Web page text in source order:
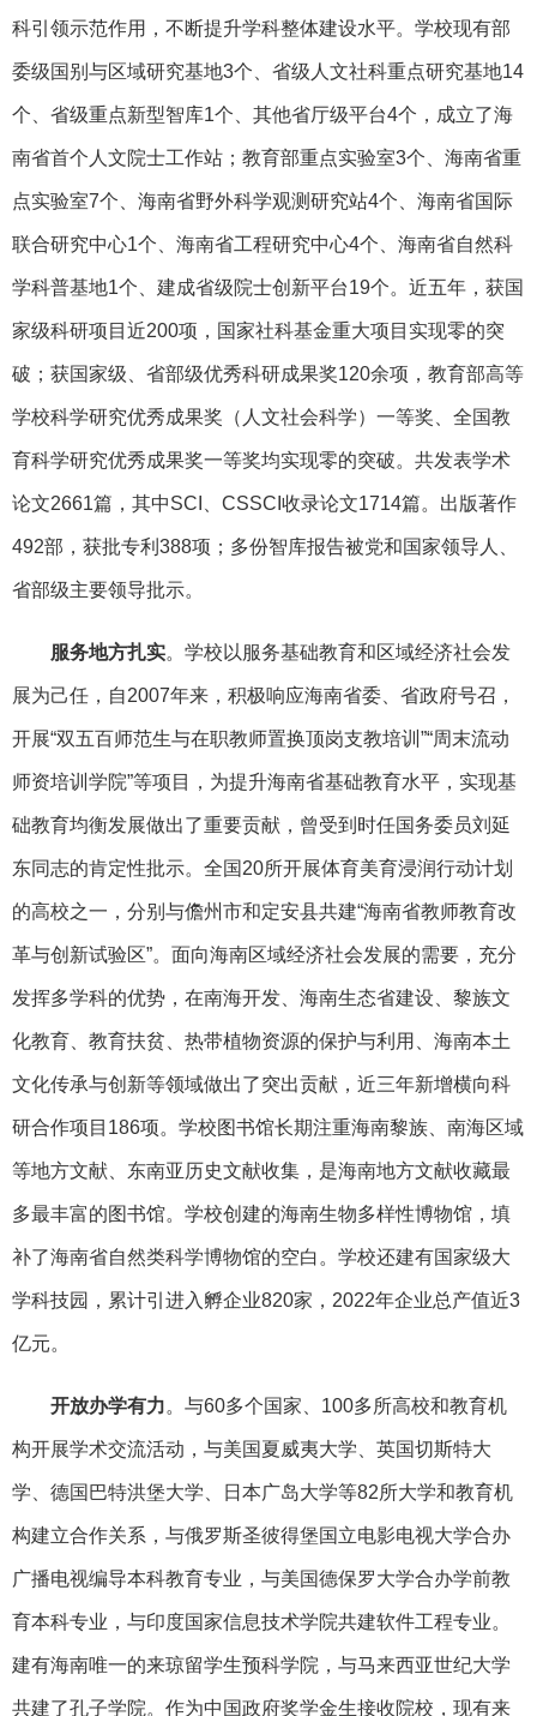
科引领示范作用，不断提升学科整体建设水平。学校现有部
委级国别与区域研究基地3个、省级人文社科重点研究基地14
个、省级重点新型智库1个、其他省厅级平台4个，成立了海
南省首个人文院士工作站；教育部重点实验室3个、海南省重
点实验室7个、海南省野外科学观测研究站4个、海南省国际
联合研究中心1个、海南省工程研究中心4个、海南省自然科
学科普基地1个、建成省级院士创新平台19个。近五年，获国
家级科研项目近200项，国家社科基金重大项目实现零的突
破；获国家级、省部级优秀科研成果奖120余项，教育部高等
学校科学研究优秀成果奖（人文社会科学）一等奖、全国教
育科学研究优秀成果奖一等奖均实现零的突破。共发表学术
论文2661篇，其中SCI、CSSCI收录论文1714篇。出版著作
492部，获批专利388项；多份智库报告被党和国家领导人、
省部级主要领导批示。
服务地方扎实。学校以服务基础教育和区域经济社会发
展为己任，自2007年来，积极响应海南省委、省政府号召，
开展“双五百师范生与在职教师置换顶岗支教培训”“周末流动
师资培训学院”等项目，为提升海南省基础教育水平，实现基
础教育均衡发展做出了重要贡献，曾受到时任国务委员刘延
东同志的肯定性批示。全国20所开展体育美育浸润行动计划
的高校之一，分别与儋州市和定安县共建“海南省教师教育改
革与创新试验区”。面向海南区域经济社会发展的需要，充分
发挥多学科的优势，在南海开发、海南生态省建设、黎族文
化教育、教育扶贫、热带植物资源的保护与利用、海南本土
文化传承与创新等领域做出了突出贡献，近三年新增横向科
研合作项目186项。学校图书馆长期注重海南黎族、南海区域
等地方文献、东南亚历史文献收集，是海南地方文献收藏最
多最丰富的图书馆。学校创建的海南生物多样性博物馆，填
补了海南省自然类科学博物馆的空白。学校还建有国家级大
学科技园，累计引进入孵企业820家，2022年企业总产值近3
亿元。
开放办学有力。与60多个国家、100多所高校和教育机
构开展学术交流活动，与美国夏威夷大学、英国切斯特大
学、德国巴特洪堡大学、日本广岛大学等82所大学和教育机
构建立合作关系，与俄罗斯圣彼得堡国立电影电视大学合办
广播电视编导本科教育专业，与美国德保罗大学合办学前教
育本科专业，与印度国家信息技术学院共建软件工程专业。
建有海南唯一的来琼留学生预科学院，与马来西亚世纪大学
共建了孔子学院。作为中国政府奖学金生接收院校，现有来